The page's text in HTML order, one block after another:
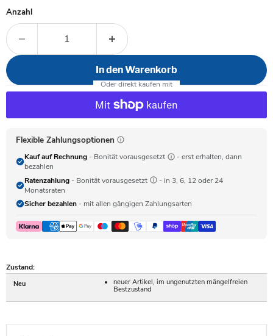
Anzahl
In den Warenkorb
Flexible Zahlungsoptionen
Kauf auf Rechnung - Bonität vorausgesetzt
- erst erhalten, dann
bezahlen
Ratenzahlung - Bonität vorausgesetzt
- in 3, 6, 12 oder 24
Monatsraten
Sicher bezahlen - mit allen gängigen Zahlungsarten
Zustand:
Neu
neuer Artikel, im ungenutzten mängelfreien
Bestzustand